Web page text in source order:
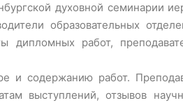
духовной семинарии
образовательных
дипломных работ,
и содержанию работ.
выступлений, отзывов